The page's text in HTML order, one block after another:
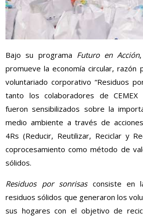
Bajo su programa Futuro en Acción,
promueve la economía circular, razón
voluntariado corporativo “Residuos
tanto los colaboradores de CEMEX
fueron sensibilizados sobre la
medio ambiente a través de
4Rs (Reducir, Reutilizar, Reciclar y
coprocesamiento como método de
sólidos.
Residuos por sonrisasconsiste en
residuos sólidos que generaron los
sus hogares con el objetivo de